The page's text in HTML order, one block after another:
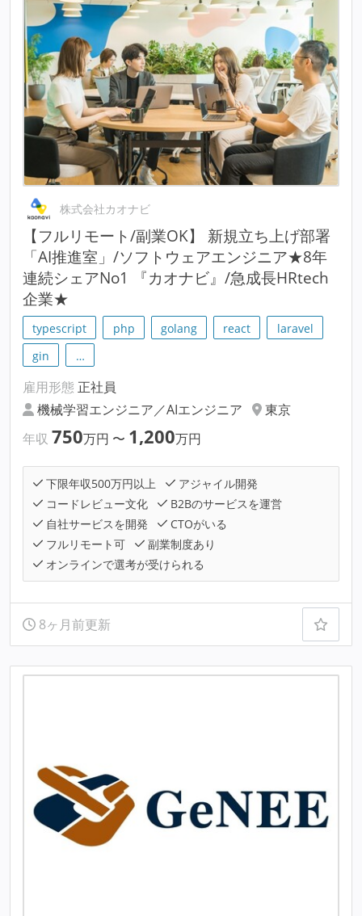
株式会社カオナビ
【フルリモート/副業OK】 新規立ち上げ部署
「AI推進室」/ソフトウェアエンジニア★8年
連続シェアNo1 『カオナビ』/急成長HRtech
企業★
typescript php golang react
laravel
gin
…
雇用形態 正社員
機械学習エンジニア／AIエンジニア
東京
年収 750万円 〜 1,200万円
下限年収500万円以上
アジャイル開発
コードレビュー文化
B2Bのサービスを運営
自社サービスを開発
CTOがいる
フルリモート可
副業制度あり
オンラインで選考が受けられる
8ヶ月前更新